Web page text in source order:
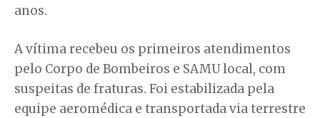
anos.
A vítima recebeu os primeiros atendimentos
pelo Corpo de Bombeiros e SAMU local, com
suspeitas de fraturas. Foi estabilizada pela
equipe aeromédica e transportada via terrestre